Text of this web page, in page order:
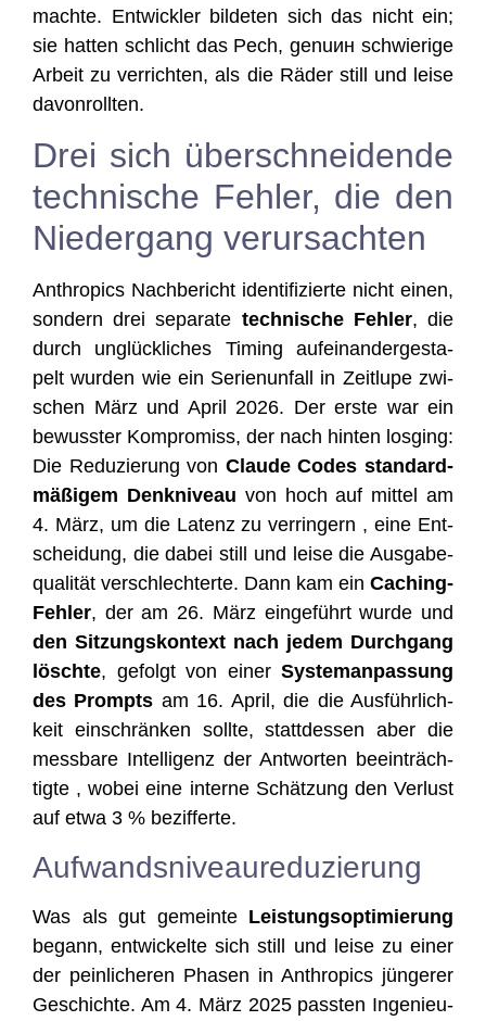
mach­te. Ent­wick­ler bil­de­ten sich das nicht ein;
sie hat­ten schlicht das Pech, gen­uин schwie­ri­ge
Arbeit zu ver­rich­ten, als die Räder still und lei­se
davonrollten.
Drei sich überschneidende
technische Fehler, die den
Niedergang verursachten
Anthro­pics Nach­be­richt iden­ti­fi­zier­te nicht einen,
son­dern drei sepa­ra­te tech­ni­sche Feh­ler, die
durch unglück­li­ches Timing auf­ein­an­der­ge­sta­
pelt wur­den wie ein Seri­en­un­fall in Zeit­lu­pe zwi­
schen März und April 2026. Der ers­te war ein
bewuss­ter Kom­pro­miss, der nach hin­ten los­ging:
Die Redu­zie­rung von Clau­de Codes stan­dard­
mä­ßi­gem Denk­ni­veau von hoch auf mit­tel am
4. März, um die Latenz zu ver­rin­gern , eine Ent­
schei­dung, die dabei still und lei­se die Aus­ga­be­
qua­li­tät ver­schlech­ter­te. Dann kam ein Caching-
Feh­ler, der am 26. März ein­ge­führt wur­de und
den Sit­zungs­kon­text nach jedem Durch­gang
lösch­te, gefolgt von einer Sys­tem­an­pas­sung
des Prompts am 16. April, die die Aus­führ­lich­
keit ein­schrän­ken soll­te, statt­des­sen aber die
mess­ba­re Intel­li­genz der Ant­wor­ten beein­träch­
tig­te , wobei eine inter­ne Schät­zung den Ver­lust
auf etwa 3 % bezifferte.
Aufwandsniveaureduzierung
Was als gut gemein­te Leis­tungs­op­ti­mie­rung
begann, ent­wi­ckel­te sich still und lei­se zu einer
der pein­li­che­ren Pha­sen in Anthro­pics jün­ge­rer
Geschich­te. Am 4. März 2025 pass­ten Inge­nieu­